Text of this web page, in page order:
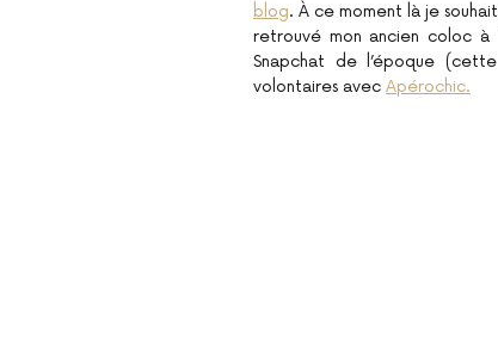
blog. À ce moment là je
retrouvé mon ancien coloc à
Snapchat de l’époque
volontaires avec Apérochic.